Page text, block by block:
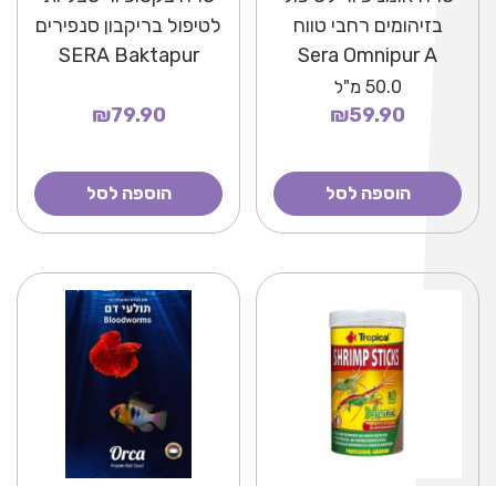
בזיהומים רחבי טווח
Sera Omnipur A
50.0 מ"ל
₪59.90
הוספה לסל
לטיפול בריקבון סנפירים
SERA Baktapur
₪79.90
הוספה לסל